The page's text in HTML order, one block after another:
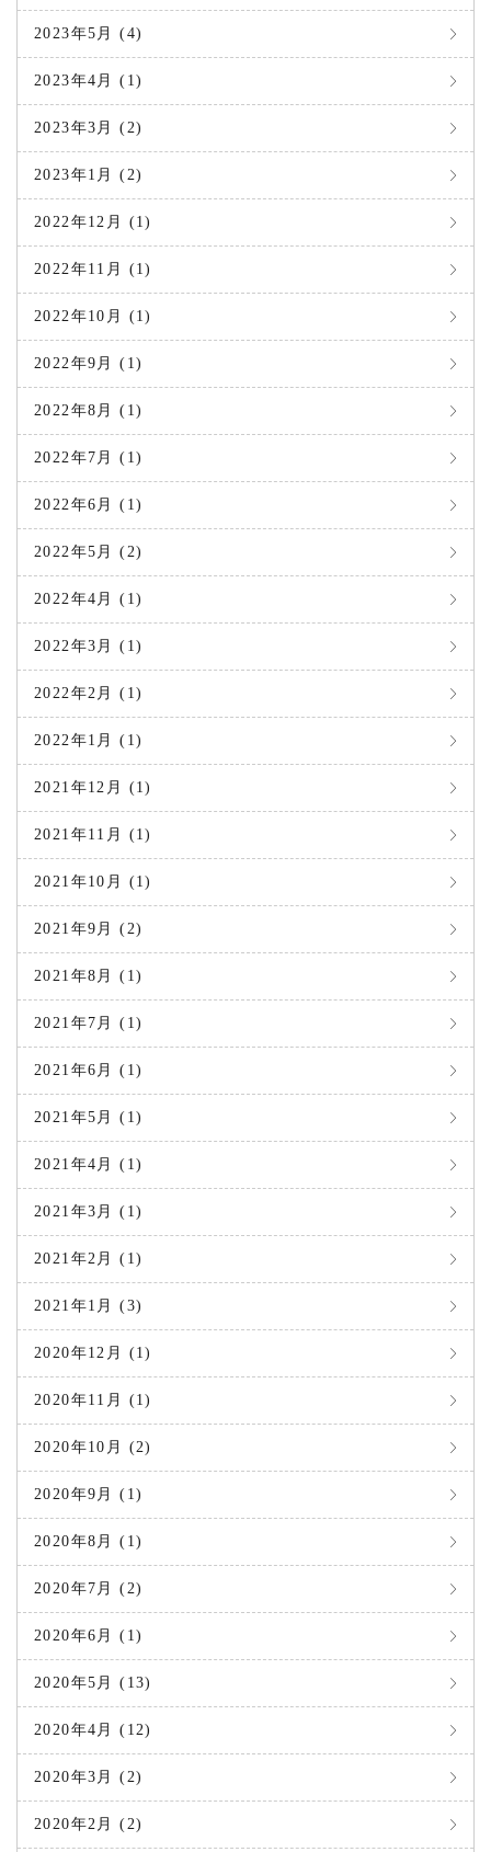
2023年5月 (4)
2023年4月 (1)
2023年3月 (2)
2023年1月 (2)
2022年12月 (1)
2022年11月 (1)
2022年10月 (1)
2022年9月 (1)
2022年8月 (1)
2022年7月 (1)
2022年6月 (1)
2022年5月 (2)
2022年4月 (1)
2022年3月 (1)
2022年2月 (1)
2022年1月 (1)
2021年12月 (1)
2021年11月 (1)
2021年10月 (1)
2021年9月 (2)
2021年8月 (1)
2021年7月 (1)
2021年6月 (1)
2021年5月 (1)
2021年4月 (1)
2021年3月 (1)
2021年2月 (1)
2021年1月 (3)
2020年12月 (1)
2020年11月 (1)
2020年10月 (2)
2020年9月 (1)
2020年8月 (1)
2020年7月 (2)
2020年6月 (1)
2020年5月 (13)
2020年4月 (12)
2020年3月 (2)
2020年2月 (2)